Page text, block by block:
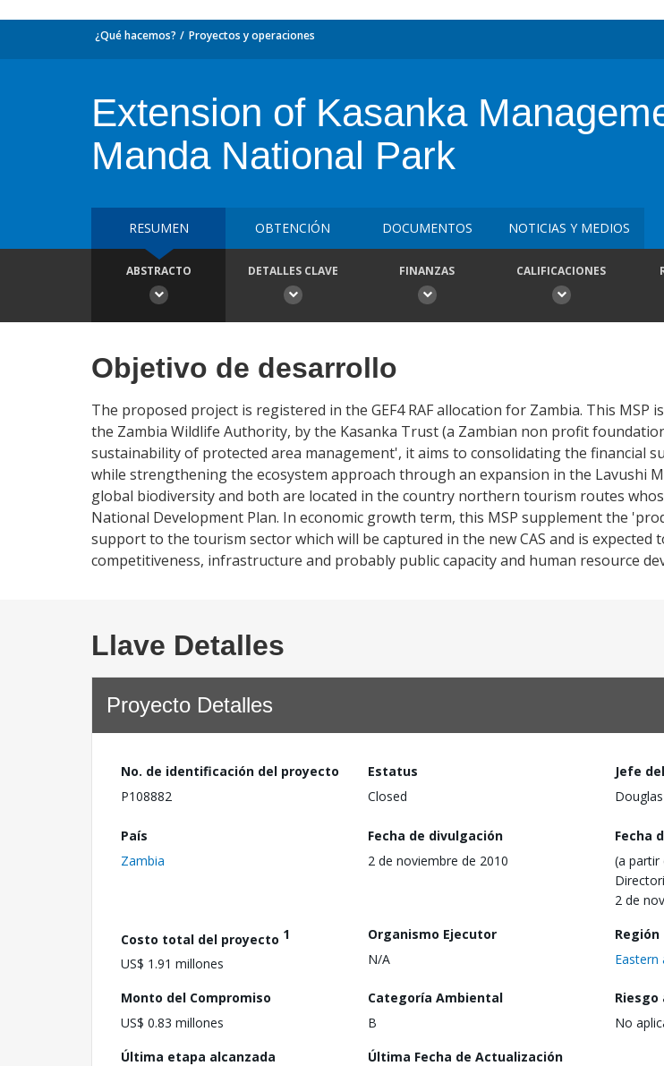
¿Qué hacemos? Proyectos y operaciones
Extension of Kasanka
Manda National Park
RESUMEN OBTENCIÓN DOCUMENTOS NOTICIAS Y MEDIOS
ABSTRACTO DETALLES CLAVE FINANZAS CALIFICACIONES
Objetivo de desarrollo
The proposed project is registered in the GEF4 RAF allocation for Zambia. This MSP
the Zambia Wildlife Authority, by the Kasanka Trust (a Zambian non profit
sustainability of protected area management', it aims to consolidating the financial
while strengthening the ecosystem approach through an expansion in the Lavushi
global biodiversity and both are located in the country northern tourism routes
National Development Plan. In economic growth term, this MSP supplement the
support to the tourism sector which will be captured in the new CAS and is expected
competitiveness, infrastructure and probably public capacity and human resource
Llave Detalles
Proyecto Detalles
No. de identificación del proyecto
P108882
Estatus
Closed
Jefe
País
Zambia
Fecha de divulgación
2 de noviembre de 2010
Fecha
(a partir
2 de
Costo total del proyecto 1
US$ 1.91 millones
Organismo Ejecutor
N/A
Región
Eastern
Monto del Compromiso
US$ 0.83 millones
Categoría Ambiental
B
No
Última etapa alcanzada
Última Fecha de Actualización